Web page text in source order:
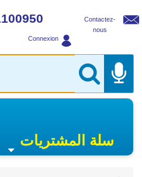
Contactez-
nous
Connexion
سلة المشتريات